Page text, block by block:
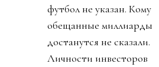
футбол не указан. Кому
обещанные миллиарды
достанутся не сказали.
Личности инвесторов